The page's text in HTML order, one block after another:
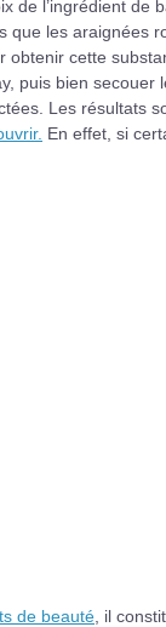
de l’ingrédient
les araignées
cette
puis bien
Les résultats
En effet, si
de beauté , il